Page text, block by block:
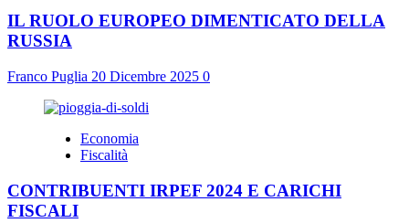
IL RUOLO EUROPEO DIMENTICATO DELLA
RUSSIA
Franco Puglia 20 Dicembre 2025 0
Economia
Fiscalità
CONTRIBUENTI IRPEF 2024 E CARICHI
FISCALI